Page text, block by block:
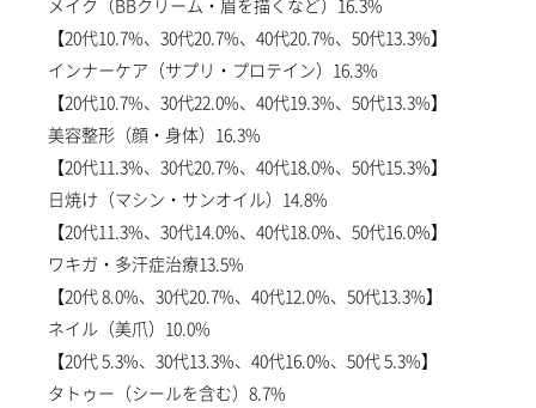
メイク（BBクリーム・眉を描くなど）16.3%
【20代10.7%、30代20.7%、40代20.7%、50代13.3%】
インナーケア（サプリ・プロテイン）16.3%
【20代10.7%、30代22.0%、40代19.3%、50代13.3%】
美容整形（顔・身体）16.3%
【20代11.3%、30代20.7%、40代18.0%、50代15.3%】
日焼け（マシン・サンオイル）14.8%
【20代11.3%、30代14.0%、40代18.0%、50代16.0%】
ワキガ・多汗症治療13.5%
【20代 8.0%、30代20.7%、40代12.0%、50代13.3%】
ネイル（美爪）10.0%
【20代 5.3%、30代13.3%、40代16.0%、50代 5.3%】
タトゥー（シールを含む）8.7%